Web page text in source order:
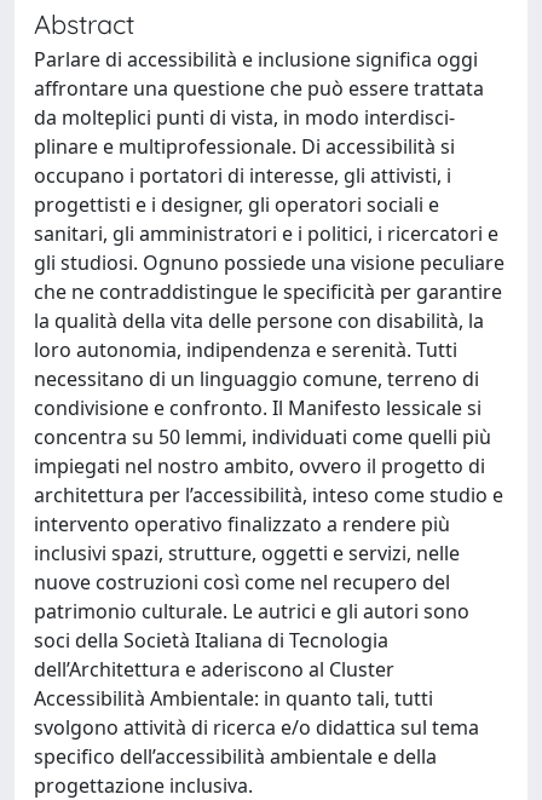
Abstract
Parlare di accessibilità e inclusione significa oggi
affrontare una questione che può essere trattata
da molteplici punti di vista, in modo interdisci­
plinare e multiprofessionale. Di accessibilità si
occupano i portatori di interesse, gli attivisti, i
progettisti e i designer, gli operatori sociali e
sanitari, gli amministratori e i politici, i ricercatori e
gli studiosi. Ognuno pos­siede una visione peculiare
che ne contraddistingue le specificità per garantire
la qualità della vita delle persone con disabilità, la
loro autonomia, indipendenza e serenità. Tutti
necessitano di un linguaggio comune, terreno di
condivisione e confronto. Il Manifesto lessicale si
concentra su 50 lemmi, individuati come quelli più
impiegati nel nostro ambito, ovvero il progetto di
architettura per l’accessibilità, inteso come studio e
intervento operativo finalizzato a rendere più
inclusivi spazi, strutture, oggetti e servizi, nelle
nuove costruzioni così come nel recupero del
patrimonio culturale. Le autrici e gli autori sono
soci della Società Italiana di Tecnologia
dell’Architettura e aderiscono al Cluster
Accessibilità Ambientale: in quanto tali, tutti
svolgono attività di ricerca e/o didattica sul tema
specifico dell’accessibilità ambientale e della
progettazione inclusiva.